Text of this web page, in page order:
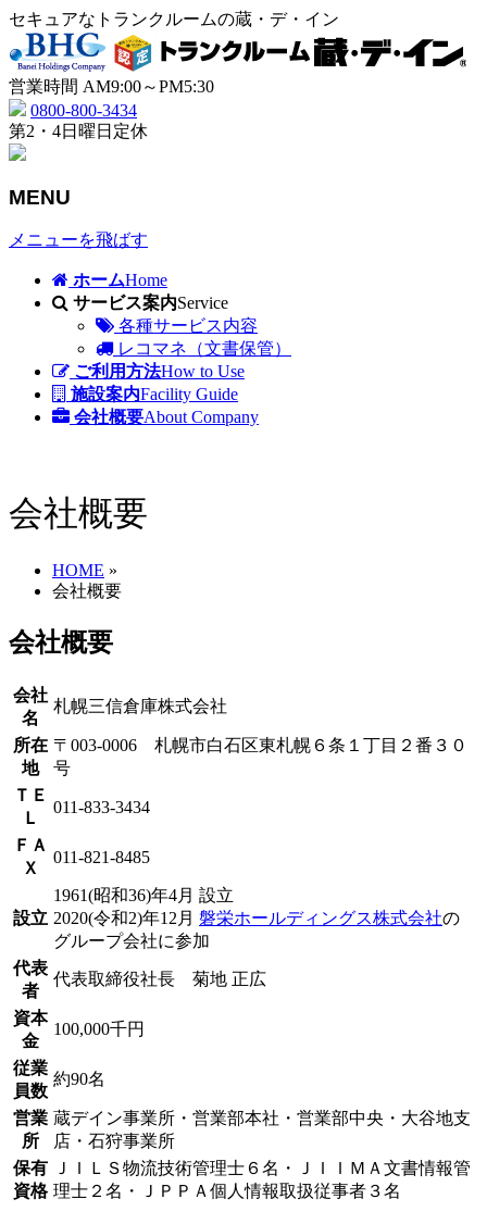
セキュアなトランクルームの蔵・デ・イン
営業時間 AM9:00～PM5:30
0800-800-3434
第2・4日曜日定休
MENU
メニューを飛ばす
ホームHome
サービス案内Service
各種サービス内容
レコマネ（文書保管）
ご利用方法How to Use
施設案内Facility Guide
会社概要About Company
会社概要
HOME »
会社概要
会社概要
会社
名
札幌三信倉庫株式会社
所在
地
〒003-0006 札幌市白石区東札幌６条１丁目２番３０
号
ＴＥ
Ｌ
011-833-3434
ＦＡ
Ｘ
011-821-8485
設立
1961(昭和36)年4月 設立
2020(令和2)年12月 磐栄ホールディングス株式会社の
グループ会社に参加
代表
者
代表取締役社長 菊地 正広
資本
金
100,000千円
従業
員数
約90名
営業
所
蔵デイン事業所・営業部本社・営業部中央・大谷地支
店・石狩事業所
保有
資格
ＪＩＬＳ物流技術管理士６名・ＪＩＩＭＡ文書情報管
理士２名・ＪＰＰＡ個人情報取扱従事者３名